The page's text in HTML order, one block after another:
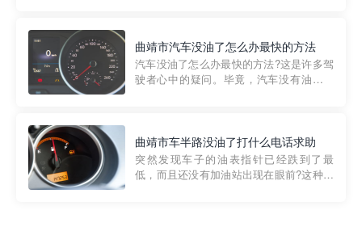
的送油师傅，解决没油的紧急情况。 首
先，让我们来了解一下穿...
曲靖市汽车没油了怎么办最快的方法
汽车没油了怎么办最快的方法?这是许多驾
驶者心中的疑问。毕竟，汽车没有油就无
越者小程序是一款专门解决汽车没油问题
的在线服务平台。通过...
曲靖市车半路没油了打什么电话求助
突然发现车子的油表指针已经跌到了最
低，而且还没有加油站出现在眼前?这种情